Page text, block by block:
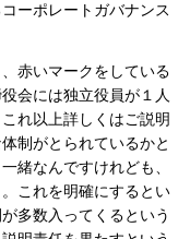
ーポレートガバナンス
赤いマークをしている
会には独立役員が１人
れ以上詳しくはご説明
制がとられているかと
緒なんですけれども、
これを明確にするとい
多数入ってくるという